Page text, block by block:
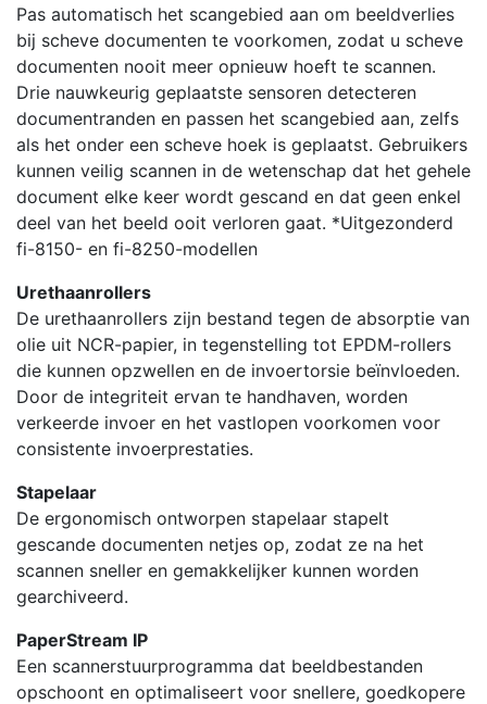
Pas automatisch het scangebied aan om beeldverlies
bij scheve documenten te voorkomen, zodat u scheve
documenten nooit meer opnieuw hoeft te scannen.
Drie nauwkeurig geplaatste sensoren detecteren
documentranden en passen het scangebied aan, zelfs
als het onder een scheve hoek is geplaatst. Gebruikers
kunnen veilig scannen in de wetenschap dat het gehele
document elke keer wordt gescand en dat geen enkel
deel van het beeld ooit verloren gaat. *Uitgezonderd
fi-8150- en fi-8250-modellen
Urethaanrollers
De urethaanrollers zijn bestand tegen de absorptie van
olie uit NCR-papier, in tegenstelling tot EPDM-rollers
die kunnen opzwellen en de invoertorsie beïnvloeden.
Door de integriteit ervan te handhaven, worden
verkeerde invoer en het vastlopen voorkomen voor
consistente invoerprestaties.
Stapelaar
De ergonomisch ontworpen stapelaar stapelt
gescande documenten netjes op, zodat ze na het
scannen sneller en gemakkelijker kunnen worden
gearchiveerd.
PaperStream IP
Een scannerstuurprogramma dat beeldbestanden
opschoont en optimaliseert voor snellere, goedkopere